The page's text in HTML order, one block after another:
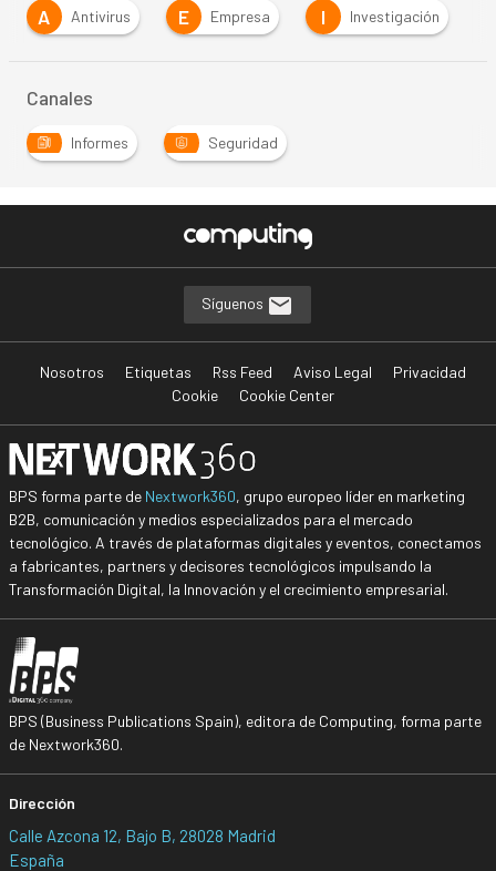
A
Antivirus E Empresa I Investigación
Canales
Informes Seguridad
Síguenos
Nosotros Etiquetas Rss Feed Aviso Legal
Privacidad
Cookie
Cookie Center
BPS forma parte de Nextwork360, grupo europeo líder en marketing
B2B, comunicación y medios especializados para el mercado
tecnológico. A través de plataformas digitales y eventos, conectamos
a fabricantes, partners y decisores tecnológicos impulsando la
Transformación Digital, la Innovación y el crecimiento empresarial.
BPS (Business Publications Spain), editora de Computing, forma parte
de Nextwork360.
Dirección
Calle Azcona 12, Bajo B, 28028 Madrid
España